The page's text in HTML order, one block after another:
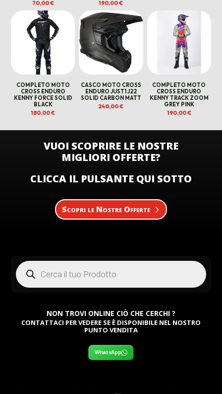
70,00€
190,00€
COMPLETO MOTO
CROSS ENDURO
KENNY FORCE SOLID
BLACK
180,00€
CASCO MOTO CROSS
ENDURO JUST1 J22
SOLID CARBON MATT
240,00€
COMPLETO MOTO
CROSS ENDURO
KENNY TRACK ZOOM
GREY PINK
190,00€
VUOI SCOPRIRE LE NOSTRE
MIGLIORI OFFERTE?
CLICCA IL PULSANTE QUI SOTTO
Scopri le Nostre Offerte
Products
search
NON TROVI ONLINE CIÒ CHE CERCHI ?
CONTATTACI PER VEDERE SE È DISPONIBILE NEL NOSTRO
PUNTO VENDITA
WhatsApp